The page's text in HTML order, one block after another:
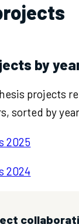
by
projects
sorted by
2025
2024